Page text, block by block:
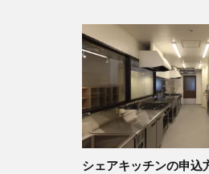
シェアキッチンの申込